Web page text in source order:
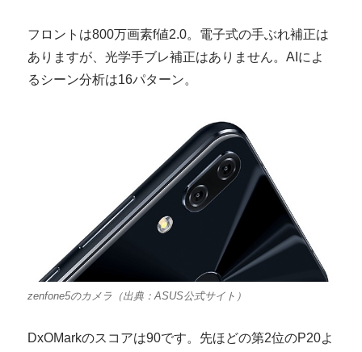
フロントは800万画素f値2.0。電子式の手ぶれ補正は
ありますが、光学手ブレ補正はありません。AIによ
るシーン分析は16パターン。
zenfone5のカメラ（出典：ASUS公式サイト）
DxOMarkのスコアは90です。先ほどの第2位のP20よ